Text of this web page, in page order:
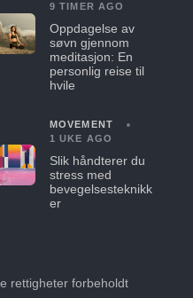
9 TIMER AGO
Oppdagelse av
søvn gjennom
meditasjon: En
personlig reise til
hvile
MOVEMENT
1 UKE AGO
Slik håndterer du
stress med
bevegelsesteknikk
er
rettigheter forbeholdt